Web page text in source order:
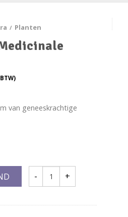
/ Planten
van geneeskrachtige